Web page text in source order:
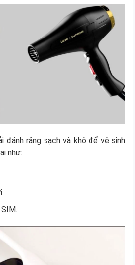
đánh răng sạch và khô để vệ sinh
như: